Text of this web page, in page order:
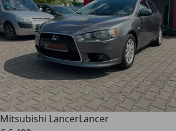
Mitsubishi LancerLancer